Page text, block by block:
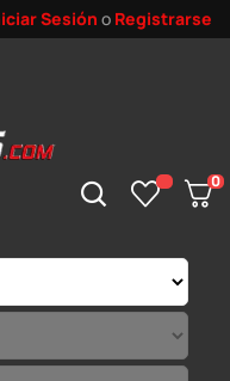
Sesión o Registrarse
0